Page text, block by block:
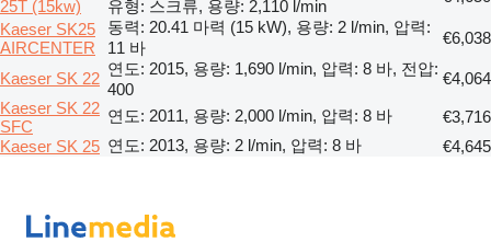
25T (15kw)
유형: 스크류, 용량: 2,110 l/min
Kaeser SK25
AIRCENTER
동력: 20.41 마력 (15 kW), 용량: 2 l/min, 압력:
11 바
€6,038
Kaeser SK 22
연도: 2015, 용량: 1,690 l/min, 압력: 8 바, 전압:
400
€4,064
Kaeser SK 22
SFC
연도: 2011, 용량: 2,000 l/min, 압력: 8 바
€3,716
Kaeser SK 25 연도: 2013, 용량: 2 l/min, 압력: 8 바 €4,645